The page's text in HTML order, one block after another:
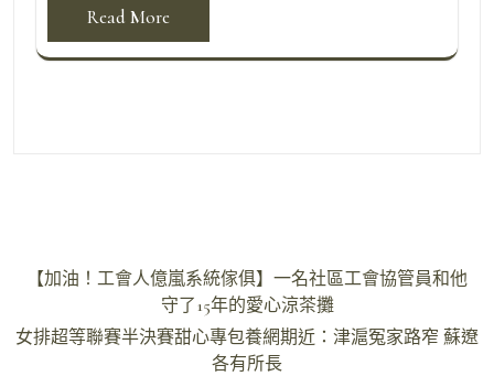
Read More
文
導
【加油！工會人億嵐系統傢俱】一名社區工會協管員和他
守了15年的愛心涼茶攤
女排超等聯賽半決賽甜心專包養網期近：津滬冤家路窄 蘇遼
各有所長